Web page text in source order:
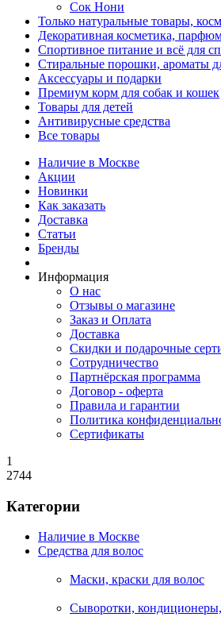
Сок Нони
Только натуральные товары,
Декоративная косметика,
Спортивное питание и всё для
Стиральные порошки, ароматы
Аксессуары и подарки
Премиум корм для собак и кошек
Товары для детей
Антивирусные средства
Все товары
Наличие в Москве
Акции
Новинки
Как заказать
Доставка
Статьи
Бренды
Информация
О нас
Отзывы о магазине
Заказ и Оплата
Доставка
Скидки и подарочные
Сотрудничество
Партнёрская программа
Договор - оферта
Правила и гарантии
Политика
Сертификаты
1
2744
Категории
Наличие в Москве
Средства для волос
Маски, краски для волос
Сыворотки,